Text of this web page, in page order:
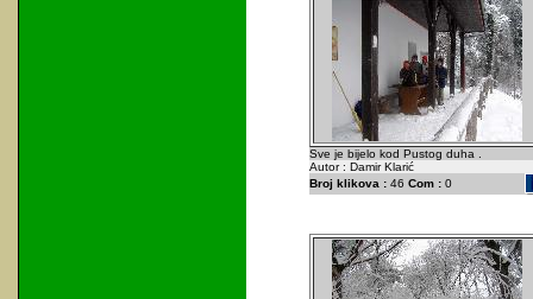
Sve je bijelo kod Pustog duha .
Autor : Damir Klarić
Broj klikova :46 Com :0